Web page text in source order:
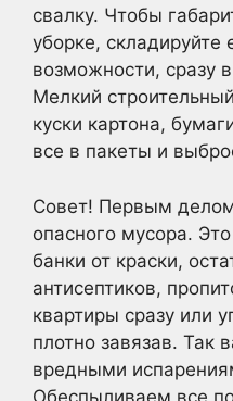
свалку. Чтобы
уборке, складируйте
возможности, сразу
Мелкий
куски картона,
все в пакеты и
Совет! Первым делом
опасного мусора.
банки от краски,
антисептиков,
квартиры сразу или
плотно завязав. Так
вредными
Обеспыливаем все